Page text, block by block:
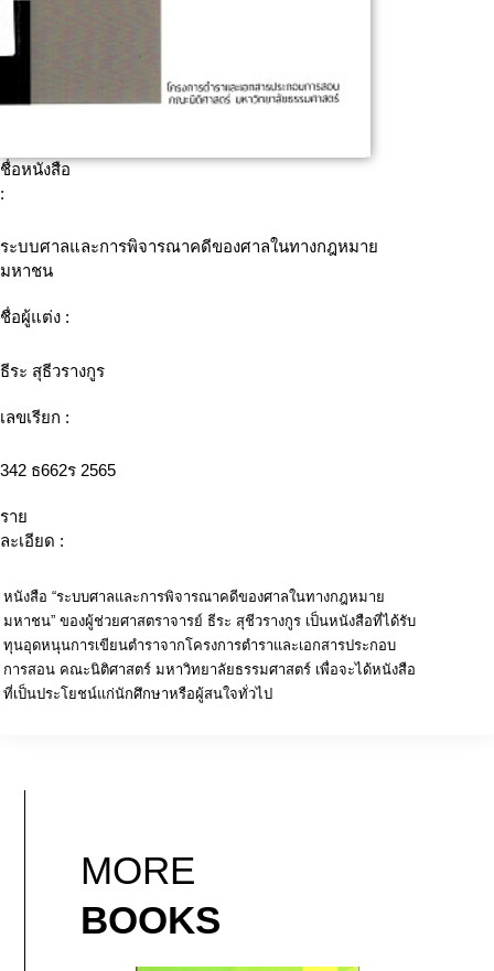
ชื่อหนังสือ
:
ระบบศาลและการพิจารณาคดีของศาลในทางกฎหมาย
มหาชน
ชื่อผู้แต่ง :
ธีระ สุธีวรางกูร
เลขเรียก :
342 ธ662ร 2565
ราย
ละเอียด :
หนังสือ “ระบบศาลและการพิจารณาคดีของศาลในทางกฎหมาย
มหาชน” ของผู้ช่วยศาสตราจารย์ ธีระ สุชีวรางกูร เป็นหนังสือที่ได้รับ
ทุนอุดหนุนการเขียนตำราจากโครงการตำราและเอกสารประกอบ
การสอน คณะนิติศาสตร์ มหาวิทยาลัยธรรมศาสตร์ เพื่อจะได้หนังสือ
ที่เป็นประโยชน์แก่นักศึกษาหรือผู้สนใจทั่วไป
MORE
BOOKS